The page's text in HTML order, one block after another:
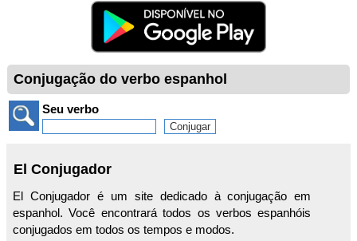
Conjugação do verbo espanhol
Seu verbo
El Conjugador
El Conjugador é um site dedicado à conjugação em
espanhol. Você encontrará todos os verbos espanhóis
conjugados em todos os tempos e modos.